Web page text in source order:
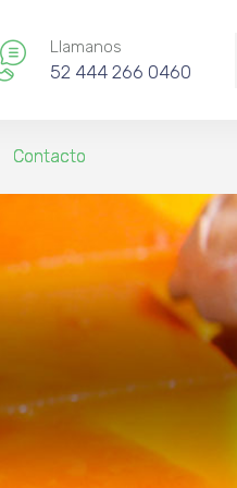
Llamanos
52 444 266 0460
Contacto